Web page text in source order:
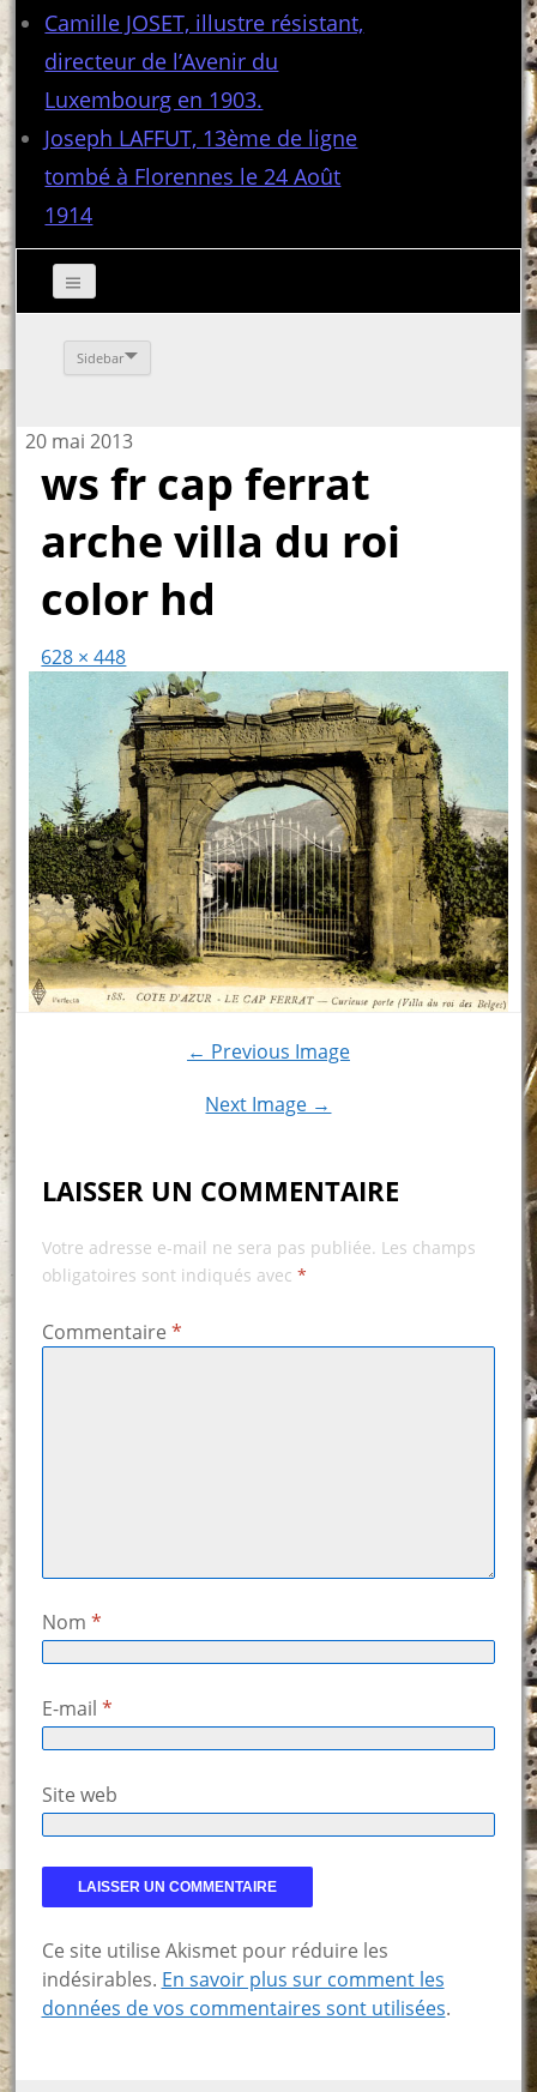
Camille JOSET, illustre résistant,
directeur de l’Avenir du
Luxembourg en 1903.
Joseph LAFFUT, 13ème de ligne
tombé à Florennes le 24 Août
1914
Sidebar
20 mai 2013
ws fr cap ferrat
arche villa du roi
color hd
628 × 448
← Previous Image
Next Image →
LAISSER UN COMMENTAIRE
Votre adresse e-mail ne sera pas publiée. Les champs
obligatoires sont indiqués avec *
Commentaire *
Nom *
E-mail *
Site web
Ce site utilise Akismet pour réduire les
indésirables. En savoir plus sur comment les
données de vos commentaires sont utilisées.